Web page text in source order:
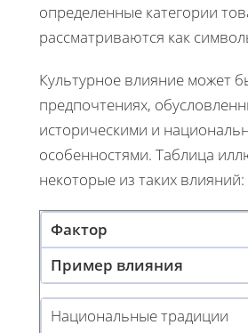
определенные категории
рассматриваются как
Культурное влияние может
предпочтениях,
историческими и
особенностями. Таблица
некоторые из таких влияний:
Фактор
Пример влияния
Национальные традиции